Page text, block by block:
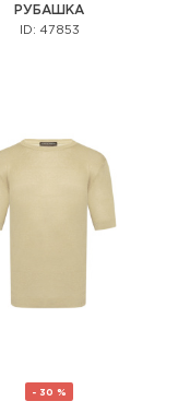
РУБАШКА
ID: 47853
- 30 %